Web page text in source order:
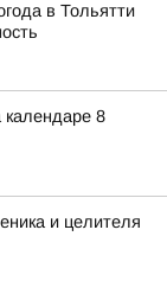
в Тольятти
календаре 8
и целителя